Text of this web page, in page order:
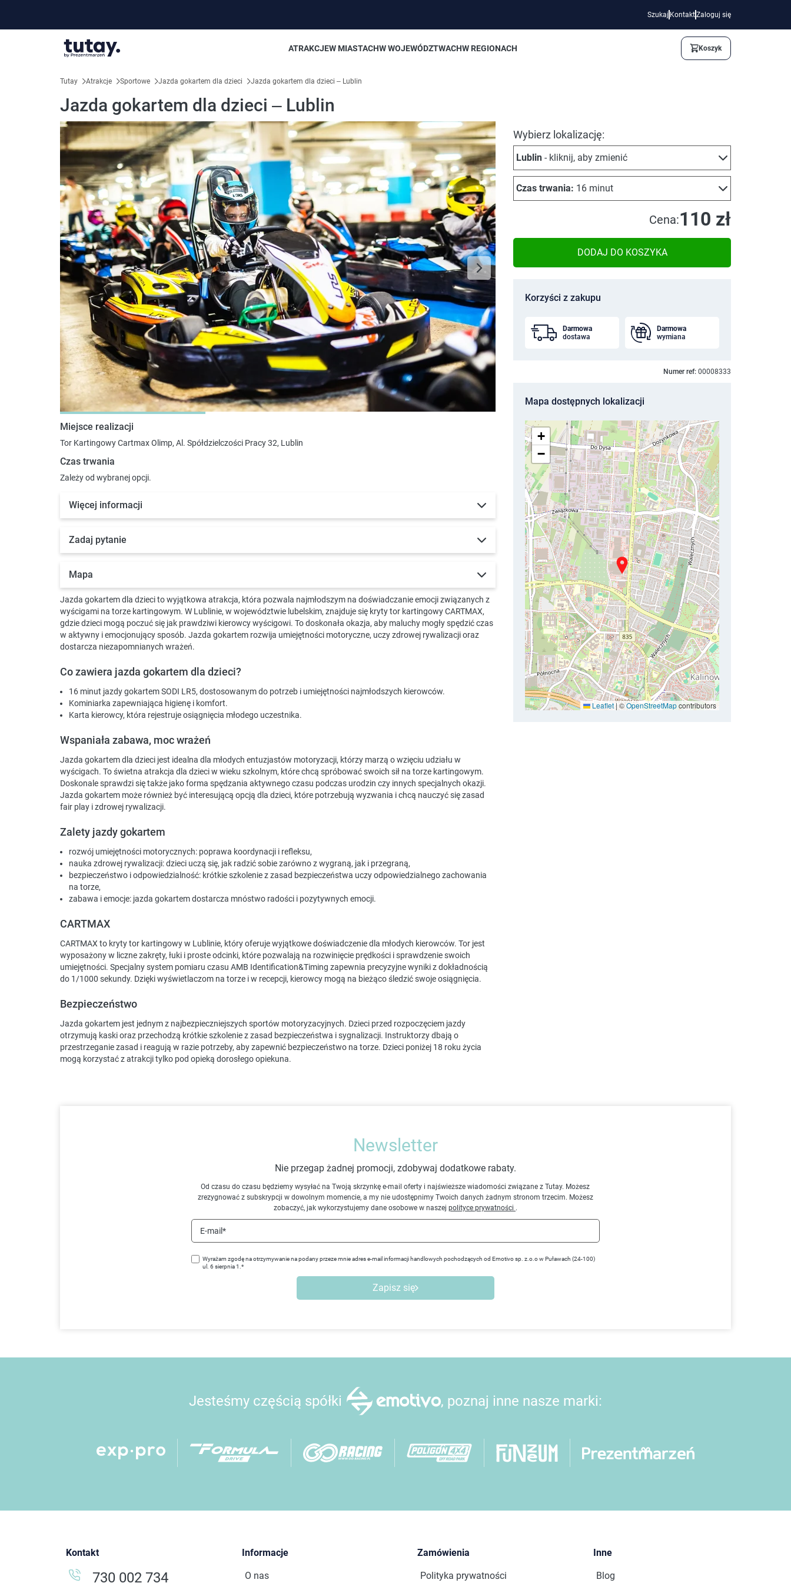
Szukaj KontaktZaloguj się
ATRAKCJEW MIASTACHW WOJEWÓDZTWACHW REGIONACH Koszyk
Tutay Atrakcje Sportowe Jazda gokartem dla dzieci Jazda gokartem dla dzieci – Lublin
Jazda gokartem dla dzieci – Lublin
Wybierz lokalizację:
Lublin - kliknij, aby zmienić
Czas trwania: 16 minut
Cena:110 zł
DODAJ DO KOSZYKA
Korzyści z zakupu
Darmowa
dostawa
Darmowa
wymiana
Numer ref: 00008333
Mapa dostępnych lokalizacji
+
−
Leaflet|©OpenStreetMapcontributors
Miejsce realizacji
Tor Kartingowy Cartmax Olimp, Al. Spółdzielczości Pracy 32, Lublin
Czas trwania
Zależy od wybranej opcji.
Więcej informacji
Zadaj pytanie
Mapa
Jazda gokartem dla dzieci to wyjątkowa atrakcja, która pozwala najmłodszym na doświadczanie emocji związanych z
wyścigami na torze kartingowym. W Lublinie, w województwie lubelskim, znajduje się kryty tor kartingowy CARTMAX,
gdzie dzieci mogą poczuć się jak prawdziwi kierowcy wyścigowi. To doskonała okazja, aby maluchy mogły spędzić czas
w aktywny i emocjonujący sposób. Jazda gokartem rozwija umiejętności motoryczne, uczy zdrowej rywalizacji oraz
dostarcza niezapomnianych wrażeń.
Co zawiera jazda gokartem dla dzieci?
16 minut jazdy gokartem SODI LR5, dostosowanym do potrzeb i umiejętności najmłodszych kierowców.
Kominiarka zapewniająca higienę i komfort.
Karta kierowcy, która rejestruje osiągnięcia młodego uczestnika.
Wspaniała zabawa, moc wrażeń
Jazda gokartem dla dzieci jest idealna dla młodych entuzjastów motoryzacji, którzy marzą o wzięciu udziału w
wyścigach. To świetna atrakcja dla dzieci w wieku szkolnym, które chcą spróbować swoich sił na torze kartingowym.
Doskonale sprawdzi się także jako forma spędzania aktywnego czasu podczas urodzin czy innych specjalnych okazji.
Jazda gokartem może również być interesującą opcją dla dzieci, które potrzebują wyzwania i chcą nauczyć się zasad
fair play i zdrowej rywalizacji.
Zalety jazdy gokartem
rozwój umiejętności motorycznych: poprawa koordynacji i refleksu,
nauka zdrowej rywalizacji: dzieci uczą się, jak radzić sobie zarówno z wygraną, jak i przegraną,
bezpieczeństwo i odpowiedzialność: krótkie szkolenie z zasad bezpieczeństwa uczy odpowiedzialnego zachowania
na torze,
zabawa i emocje: jazda gokartem dostarcza mnóstwo radości i pozytywnych emocji.
CARTMAX
CARTMAX to kryty tor kartingowy w Lublinie, który oferuje wyjątkowe doświadczenie dla młodych kierowców. Tor jest
wyposażony w liczne zakręty, łuki i proste odcinki, które pozwalają na rozwinięcie prędkości i sprawdzenie swoich
umiejętności. Specjalny system pomiaru czasu AMB Identification&Timing zapewnia precyzyjne wyniki z dokładnością
do 1/1000 sekundy. Dzięki wyświetlaczom na torze i w recepcji, kierowcy mogą na bieżąco śledzić swoje osiągnięcia.
Bezpieczeństwo
Jazda gokartem jest jednym z najbezpieczniejszych sportów motoryzacyjnych. Dzieci przed rozpoczęciem jazdy
otrzymują kaski oraz przechodzą krótkie szkolenie z zasad bezpieczeństwa i sygnalizacji. Instruktorzy dbają o
przestrzeganie zasad i reagują w razie potrzeby, aby zapewnić bezpieczeństwo na torze. Dzieci poniżej 18 roku życia
mogą korzystać z atrakcji tylko pod opieką dorosłego opiekuna.
Newsletter
Nie przegap żadnej promocji, zdobywaj dodatkowe rabaty.
Od czasu do czasu będziemy wysyłać na Twoją skrzynkę e-mail oferty i najświeższe wiadomości związane z Tutay. Możesz
zrezygnować z subskrypcji w dowolnym momencie, a my nie udostępnimy Twoich danych żadnym stronom trzecim. Możesz
zobaczyć, jak wykorzystujemy dane osobowe w naszej polityce prywatności .
E-mail*
Wyrażam zgodę na otrzymywanie na podany przeze mnie adres e-mail informacji handlowych pochodzących od Emotivo sp. z.o.o w Puławach (24-100)
ul. 6 sierpnia 1.*
Zapisz się
Jesteśmy częścią spółki , poznaj inne nasze marki:
Kontakt
730 002 734
Informacje
O nas
Zamówienia
Polityka prywatności
Inne
Blog